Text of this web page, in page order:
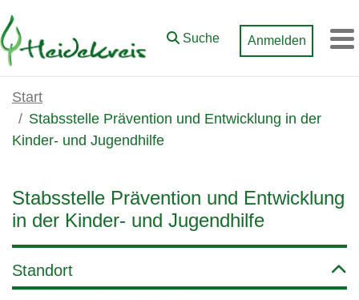
Zum Hauptinhalt springen
Suche
Anmelden
Start
Stabsstelle Prävention und Entwicklung in der
Kinder- und Jugendhilfe
Stabsstelle Prävention und Entwicklung
in der Kinder- und Jugendhilfe
Standort